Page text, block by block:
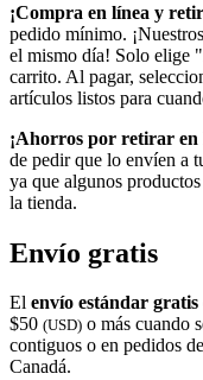
¡Compra en línea y
pedido mínimo.
el mismo día! Solo elige
carrito. Al pagar,
artículos listos para
¡Ahorros por retirar en
de pedir que lo envíen a
ya que algunos
la tienda.
Envío gratis
El envío estándar gratis
$50 (USD) o más cuando
contiguos o en pedidos
Canadá.